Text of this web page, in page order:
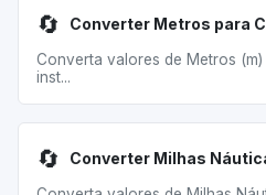
🔄 Converter Metros para
Converta valores de Metros
inst...
🔄 Converter Milhas